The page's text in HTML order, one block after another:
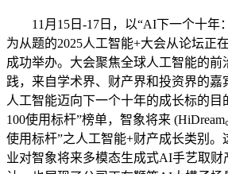
11月15日-17日，以“AI下一个十年
为从题的2025人工智能+大会从论坛正
成功举办。大会聚焦全球人工智能的前
践，来自学术界、财产界和投资界的嘉
人工智能迈向下一个十年的成长标的目
100使用标杆”榜单，智象将来
使用标杆”之人工智能+财产成长类别
业对智象将来多模态生成式AI手艺取财